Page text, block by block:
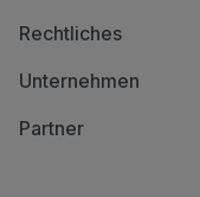
Rechtliches
Unternehmen
Partner